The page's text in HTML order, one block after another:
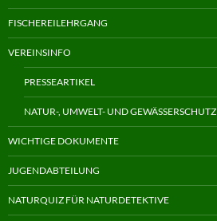
FISCHEREILEHRGANG
VEREINSINFO
PRESSEARTIKEL
NATUR-, UMWELT- UND GEWÄSSERSCHUTZ
WICHTIGE DOKUMENTE
JUGENDABTEILUNG
NATURQUIZ FÜR NATURDETEKTIVE